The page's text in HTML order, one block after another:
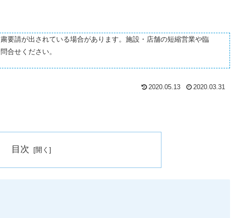
要請が出されている場合があります。施設・店舗の短縮営業や臨
合せください。
2020.05.13 2020.03.31
目次